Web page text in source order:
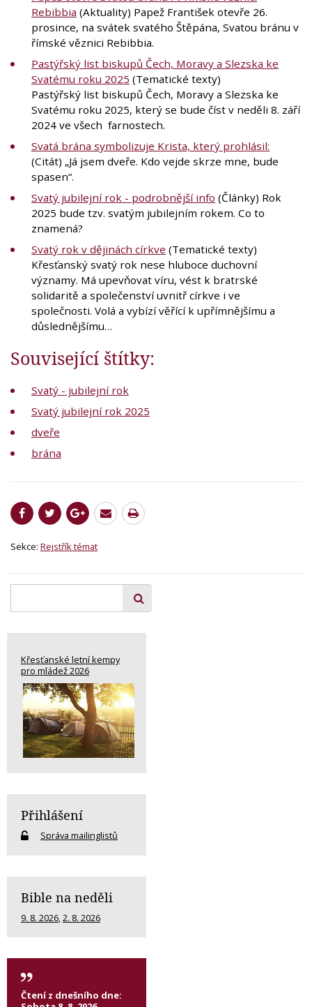
Rebibbia (Aktuality) Papež František otevře 26.
prosince, na svátek svatého Štěpána, Svatou bránu v
římské věznici Rebibbia.
Pastýřský list biskupů Čech, Moravy a Slezska ke
Svatému roku 2025 (Tematické texty)
Pastýřský list biskupů Čech, Moravy a Slezska ke
Svatému roku 2025, který se bude číst v neděli 8. září
2024 ve všech farnostech.
Svatá brána symbolizuje Krista, který prohlásil:
(Citát) „Já jsem dveře. Kdo vejde skrze mne, bude
spasen“.
Svatý jubilejní rok - podrobnější info (Články) Rok
2025 bude tzv. svatým jubilejním rokem. Co to
znamená?
Svatý rok v dějinách církve (Tematické texty)
Křesťanský svatý rok nese hluboce duchovní
významy. Má upevňovat víru, vést k bratrské
solidaritě a společenství uvnitř církve i ve
společnosti. Volá a vybízí věřící k upřímnějšímu a
důslednějšímu…
Související štítky:
Svatý - jubilejní rok
Svatý jubilejní rok 2025
dveře
brána
Sekce: Rejstřík témat
Křesťanské letní kempy
pro mládež 2026
Přihlášení
Správa mailinglistů
Bible na neděli
9. 8. 2026,2. 8. 2026
Čtení z dnešního dne: